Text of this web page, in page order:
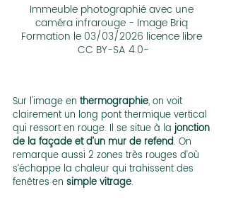
Immeuble photographié avec une
caméra infrarouge - Image Briq
Formation le 03/03/2026 licence libre
CC BY-SA 4.0-
Sur l'image en thermographie, on voit
clairement un long pont thermique vertical
qui ressort en rouge. Il se situe à la jonction
de la façade et d’un mur de refend. On
remarque aussi 2 zones très rouges d’où
s’échappe la chaleur qui trahissent des
fenêtres en simple vitrage.